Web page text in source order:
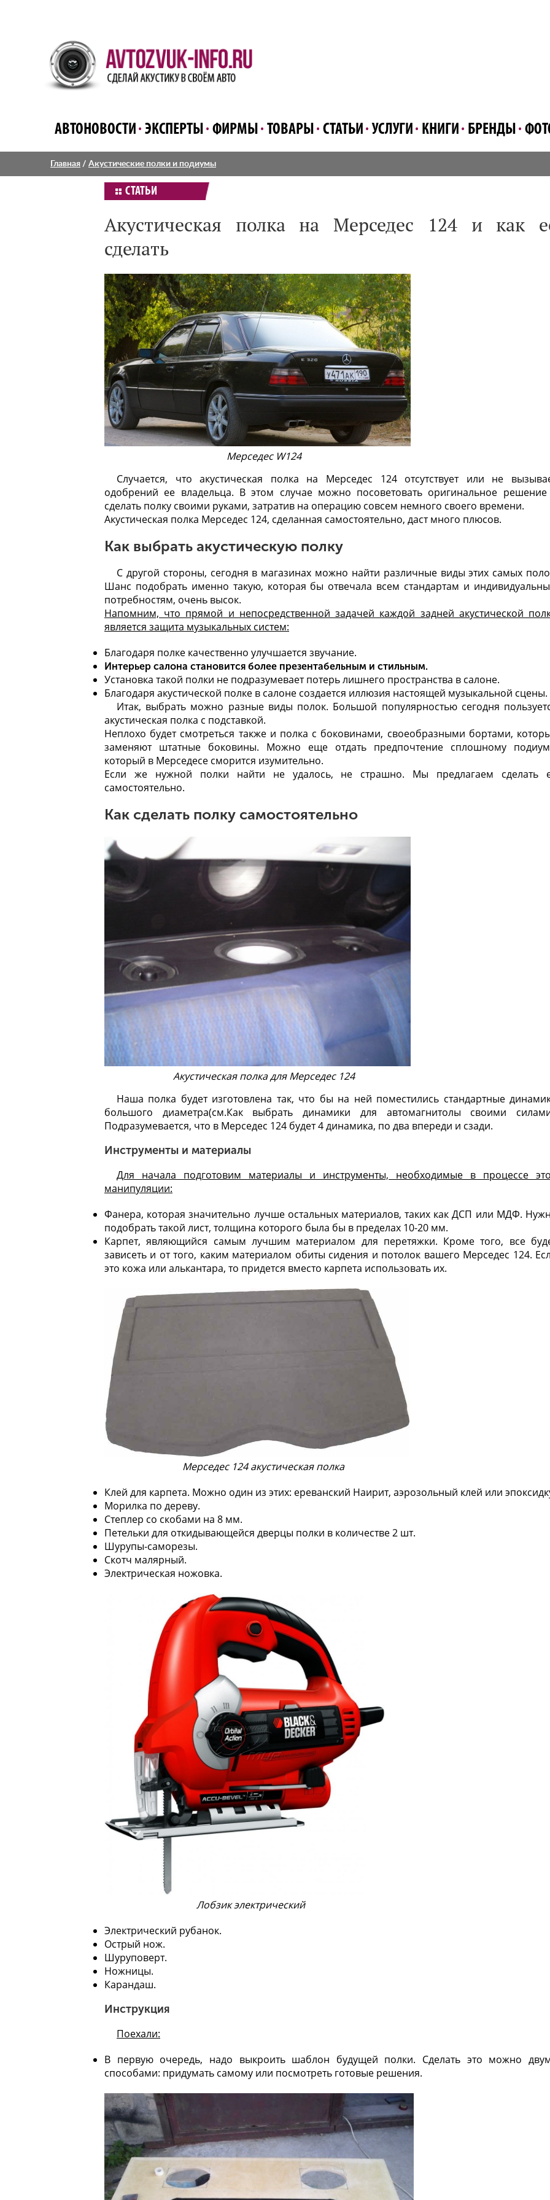
АВТОНОВОСТИ ЭКСПЕРТЫ ФИРМЫ ТОВАРЫ СТАТЬИ УСЛУГИ КНИГИ БРЕНДЫ
Главная / Акустические полки и подиумы
СТАТЬИ
Акустическая полка на Мерседес 124 и как
сделать
Мерседес W124
Случается, что акустическая полка на Мерседес 124 отсутствует или не
одобрений ее владельца. В этом случае можно посоветовать оригинальное
сделать полку своими руками, затратив на операцию совсем немного своего времени.
Акустическая полка Мерседес 124, сделанная самостоятельно, даст много плюсов.
Как выбрать акустическую полку
С другой стороны, сегодня в магазинах можно найти различные виды этих самых
Шанс подобрать именно такую, которая бы отвечала всем стандартам и
потребностям, очень высок.
Напомним, что прямой и непосредственной задачей каждой задней акустической
является защита музыкальных систем:
Благодаря полке качественно улучшается звучание.
Интерьер салона становится более презентабельным и стильным.
Установка такой полки не подразумевает потерь лишнего пространства в салоне.
Благодаря акустической полке в салоне создается иллюзия настоящей музыкальной сцены.
Итак, выбрать можно разные виды полок. Большой популярностью сегодня
акустическая полка с подставкой.
Неплохо будет смотреться также и полка с боковинами, своеобразными бортами,
заменяют штатные боковины. Можно еще отдать предпочтение сплошному
который в Мерседесе сморится изумительно.
Если же нужной полки найти не удалось, не страшно. Мы предлагаем сделать
самостоятельно.
Как сделать полку самостоятельно
Акустическая полка для Мерседес 124
Наша полка будет изготовлена так, что бы на ней поместились стандартные
большого диаметра(см.Как выбрать динамики для автомагнитолы своими
Подразумевается, что в Мерседес 124 будет 4 динамика, по два впереди и сзади.
Инструменты и материалы
Для начала подготовим материалы и инструменты, необходимые в процессе
манипуляции:
Фанера, которая значительно лучше остальных материалов, таких как ДСП или МДФ.
подобрать такой лист, толщина которого была бы в пределах 10-20 мм.
Карпет, являющийся самым лучшим материалом для перетяжки. Кроме того, все
зависеть и от того, каким материалом обиты сидения и потолок вашего Мерседес 124.
это кожа или алькантара, то придется вместо карпета использовать их.
Мерседес 124 акустическая полка
Клей для карпета. Можно один из этих: ереванский Наирит, аэрозольный клей или
Морилка по дереву.
Степлер со скобами на 8 мм.
Петельки для откидывающейся дверцы полки в количестве 2 шт.
Шурупы-саморезы.
Скотч малярный.
Электрическая ножовка.
Лобзик электрический
Электрический рубанок.
Острый нож.
Шуруповерт.
Ножницы.
Карандаш.
Инструкция
Поехали:
В первую очередь, надо выкроить шаблон будущей полки. Сделать это можно
способами: придумать самому или посмотреть готовые решения.